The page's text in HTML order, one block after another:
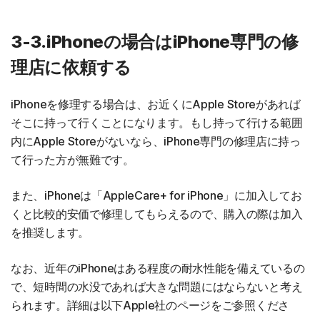
3-3.iPhoneの場合はiPhone専門の修
理店に依頼する
iPhoneを修理する場合は、お近くにApple Storeがあれば
そこに持って行くことになります。もし持って行ける範囲
内にApple Storeがないなら、iPhone専門の修理店に持っ
て行った方が無難です。
また、iPhoneは「AppleCare+ for iPhone」に加入してお
くと比較的安価で修理してもらえるので、購入の際は加入
を推奨します。
なお、近年のiPhoneはある程度の耐水性能を備えているの
で、短時間の水没であれば大きな問題にはならないと考え
られます。詳細は以下Apple社のページをご参照くださ